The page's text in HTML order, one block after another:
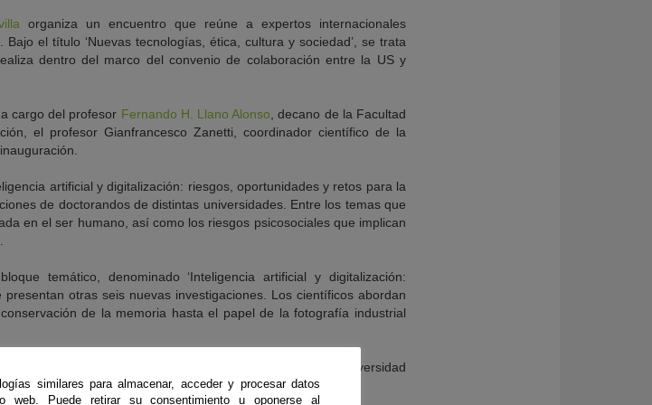
organiza un encuentro que reúne a expertos internacionales
el título ‘Nuevas tecnologías, ética, cultura y sociedad’, se trata
dentro del marco del convenio de colaboración entre la US y
cargo del profesor Fernando H. Llano Alonso , decano de la Facultad
el profesor Gianfrancesco Zanetti, coordinador científico de la
artificial y digitalización: riesgos, oportunidades y retos para la
de doctorandos de distintas universidades. Entre los temas que
en el ser humano, así como los riesgos psicosociales que implican
temático, denominado ‘Inteligencia artificial y digitalización:
otras seis nuevas investigaciones. Los científicos abordan
de la memoria hasta el papel de la fotografía industrial
en común de las experiencias de doctorado entre la Universidad
similares para almacenar, acceder y procesar datos
Puede retirar su consentimiento u oponerse al